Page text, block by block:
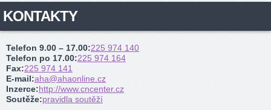
KONTAKTY
Telefon 9.00 – 17.00:225 974 140
Telefon po 17.00:225 974 164
Fax:225 974 141
E-mail:aha@ahaonline.cz
Inzerce:http://www.cncenter.cz
Soutěže:pravidla soutěží